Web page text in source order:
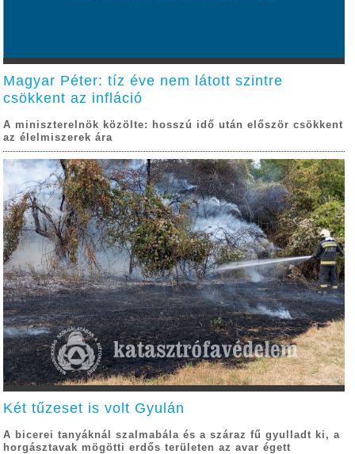
Magyar Péter: tíz éve nem látott szintre
csökkent az infláció
A miniszterelnök közölte: hosszú idő után először csökkent
az élelmiszerek ára
Két tűzeset is volt Gyulán
A bicerei tanyáknál szalmabála és a száraz fű gyulladt ki, a
horgásztavak mögötti erdős területen az avar égett